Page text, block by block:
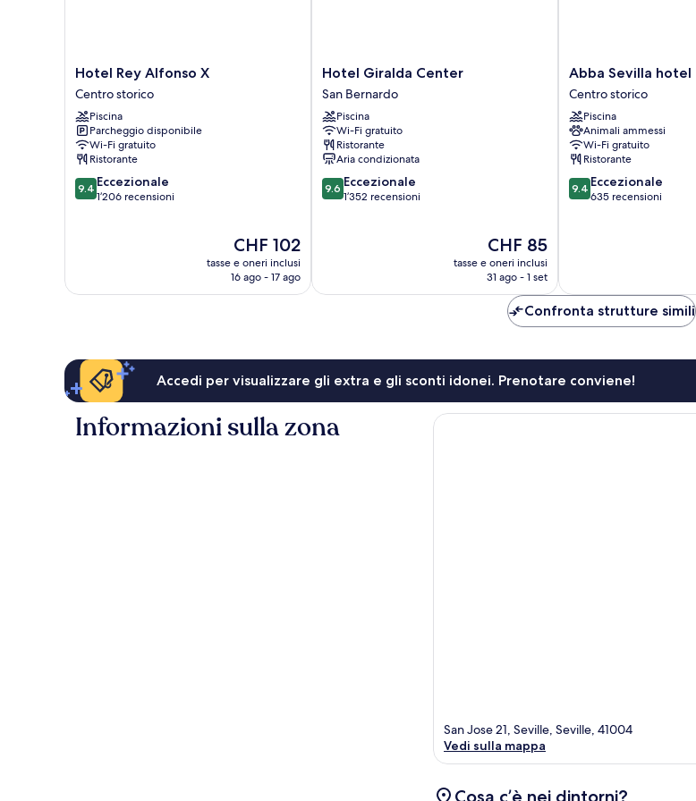
Hotel
Rey
Alfonso
X
Centro
storico
Hotel Rey Alfonso X
Centro storico
Piscina
Parcheggio disponibile
Wi-Fi gratuito
Ristorante
9.4
su
9.4 Eccezionale
1’206 recensioni
Il
prezzo
attuale
CHF 102
tasse e oneri inclusi
16 ago - 17 ago
Hotel
Giralda
Center
San
Bernardo
Hotel Giralda Center
San Bernardo
Piscina
Wi-Fi gratuito
Ristorante
Aria condizionata
9.6
su
9.6 Eccezionale
1’352 recensioni
Il
prezzo
attuale
CHF 85
CHF 85
tasse e oneri inclusi
31 ago - 1 set
Abba
Sevilla
hotel
Centro
storico
Abba Sevilla hotel
Centro storico
Piscina
Animali ammessi
Wi-Fi gratuito
Ristorante
9.4
su
9.4 Eccezionale
635 recensioni
Confronta strutture simili
Accedi per visualizzare gli extra e gli sconti idonei. Prenotare conviene!
Informazioni sulla zona
San Jose 21, Seville, Seville, 41004
Vedi sulla mappa
Cosa c’è nei dintorni?